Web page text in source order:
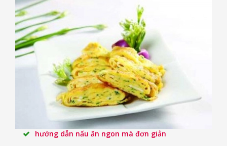
hướng dẫn nấu ăn ngon mà đơn giản